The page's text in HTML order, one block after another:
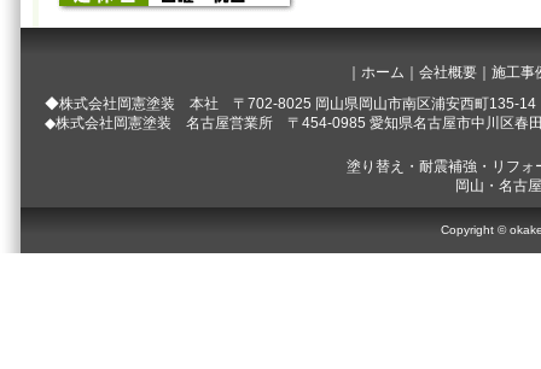
ホーム 会社概要
施工事
◆株式会社岡憲塗装 本社 〒702-8025 岡山県岡山市南区浦安西町135-
◆株式会社岡憲塗装 名古屋営業所 〒454-0985 愛知県名古屋市中川区春
塗り替え・耐震補強・リフ
岡山・名古
Copyright ©